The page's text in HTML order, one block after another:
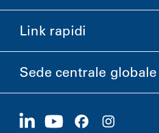
Informazioni aziendali
Carriere
Link rapidi
Investitori
Sostenibilità
Sede centrale globale
1400 W 94th Street